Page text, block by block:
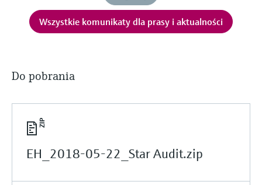
Wszystkie komunikaty dla prasy i aktualności
Do pobrania
EH_2018-05-22_Star Audit.zip